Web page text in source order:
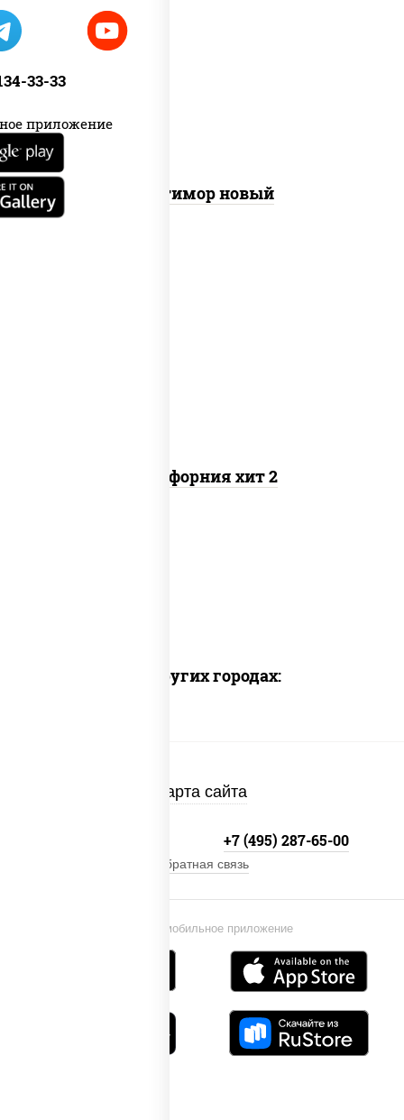
33-33
приложение
нори, рис, соус "вулкан" (креветки
Балтимор новый
Калифорния хит 2
Доставка в других городах:
Карта сайта
Установи мобильное приложение
+7 (495) 287-65-00
Обратная связь